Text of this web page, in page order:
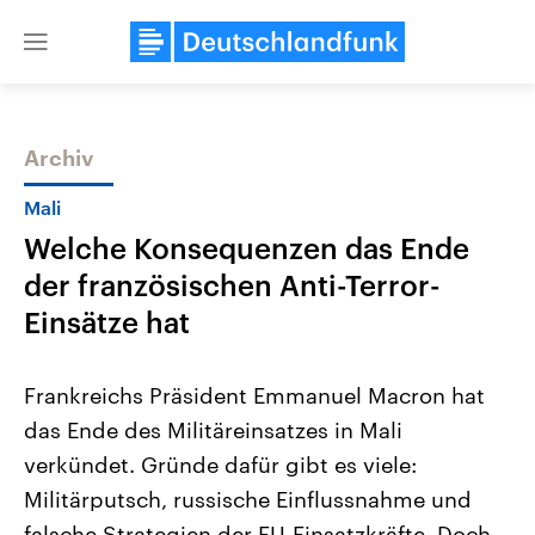
Close
Themen
2026
Alle Informationen
Sachsen-Anhalt wählt am 6.
September 2026 einen neuen
Landtag. Seit 2021 wird das
Bundesland von einer Koalition aus
Aktuelle Beiträge,
Hintergründe
Wirtschaftlich und
gehören die Vereinigten
den mächtigsten Ländern
mit großem Einfluss auf
Archiv
Mali
Welche Konsequenzen das Ende
der französischen Anti-Terror-
Einsätze hat
Frankreichs Präsident Emmanuel Macron hat
das Ende des Militäreinsatzes in Mali
verkündet. Gründe dafür gibt es viele:
Militärputsch, russische Einflussnahme und